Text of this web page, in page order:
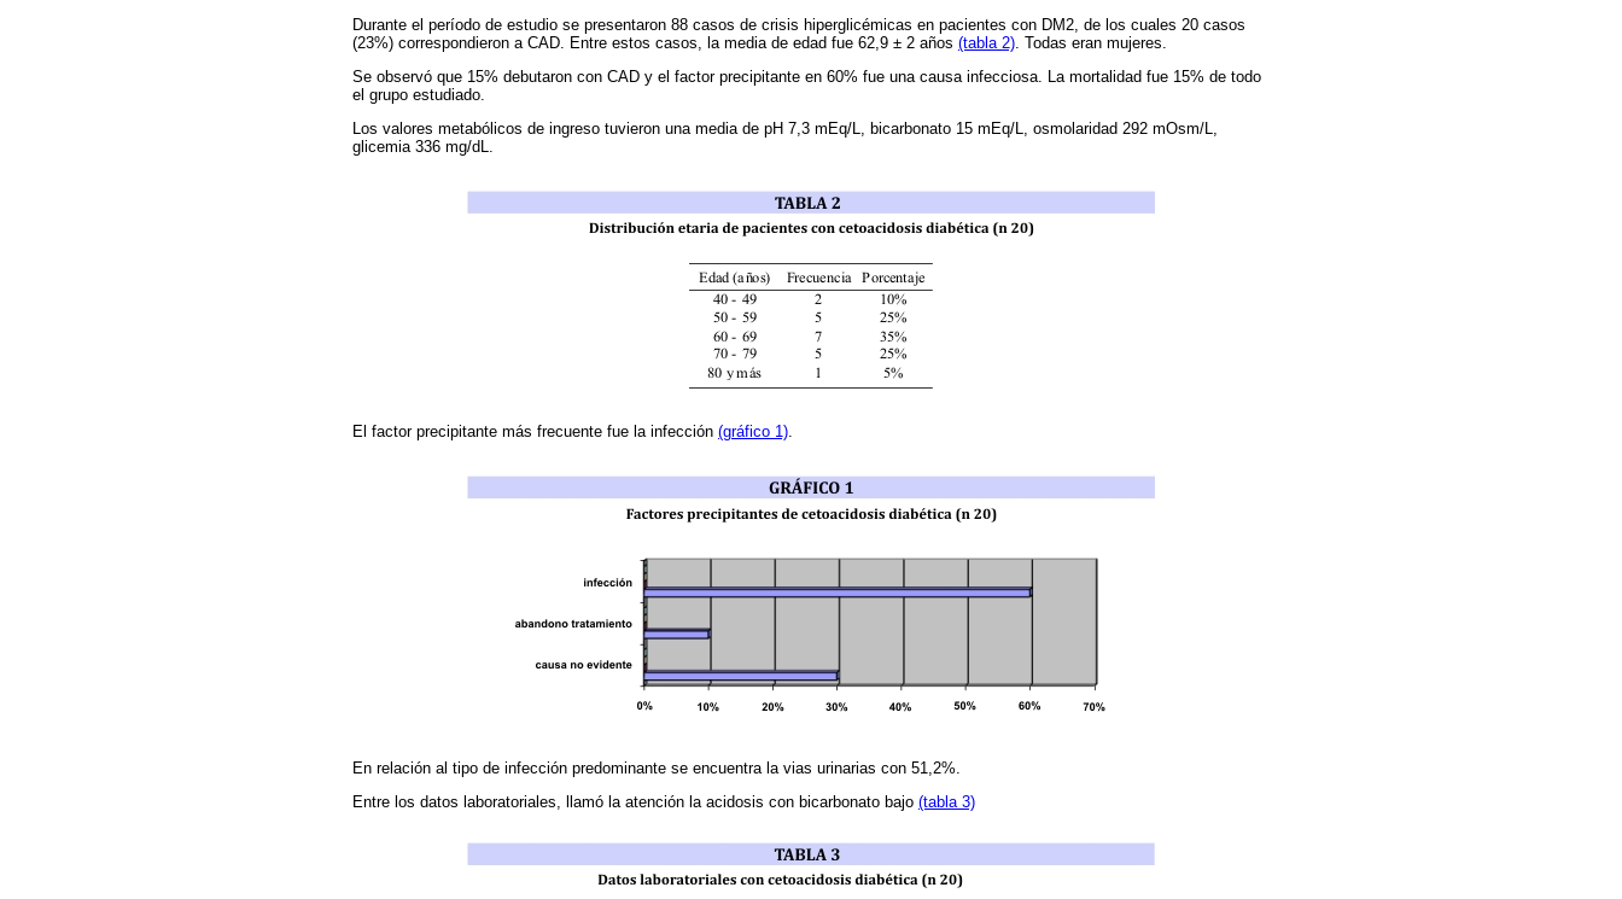
Durante el período de estudio se presentaron 88 casos de crisis hiperglicémicas en pacientes con DM2, de los cuales 20 casos
(23%) correspondieron a CAD. Entre estos casos, la media de edad fue 62,9 ± 2 años (tabla 2) . Todas eran mujeres.
Se observó que 15% debutaron con CAD y el factor precipitante en 60% fue una causa infecciosa. La mortalidad fue 15% de todo
el grupo estudiado.
Los valores metabólicos de ingreso tuvieron una media de pH 7,3 mEq/L, bicarbonato 15 mEq/L, osmolaridad 292 mOsm/L,
glicemia 336 mg/dL.
El factor precipitante más frecuente fue la infección (gráfico 1).
En relación al tipo de infección predominante se encuentra la vias urinarias con 51,2%.
Entre los datos laboratoriales, llamó la atención la acidosis con bicarbonato bajo (tabla 3)